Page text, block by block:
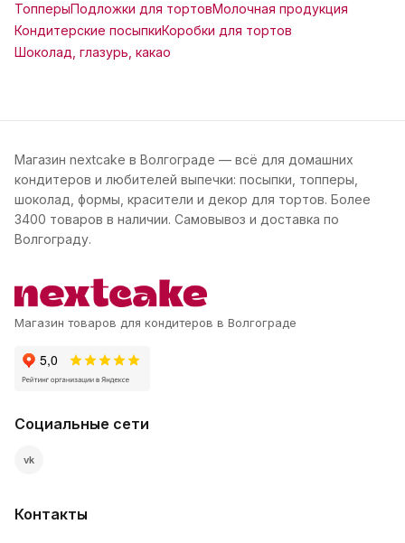
ТопперыПодложки для тортовМолочная продукция
Кондитерские посыпкиКоробки для тортов
Шоколад, глазурь, какао
Магазин nextcake в Волгограде — всё для домашних
кондитеров и любителей выпечки: посыпки, топперы,
шоколад, формы, красители и декор для тортов. Более
3400 товаров в наличии. Самовывоз и доставка по
Волгограду.
Магазин товаров для кондитеров в Волгограде
Социальные сети
vk
Контакты